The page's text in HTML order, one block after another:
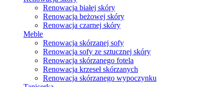
Renowacja białej skóry
Renowacja beżowej skóry
Renowacja czarnej skóry
Meble
Renowacja skórzanej sofy
Renowacja sofy ze sztucznej skóry
Renowacja skórzanego fotela
Renowacja krzeseł skórzanych
Renowacja skórzanego wypoczynku